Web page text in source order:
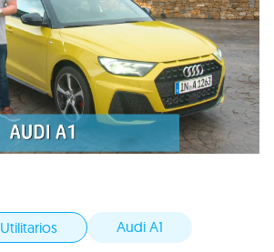
Utilitarios Audi A1